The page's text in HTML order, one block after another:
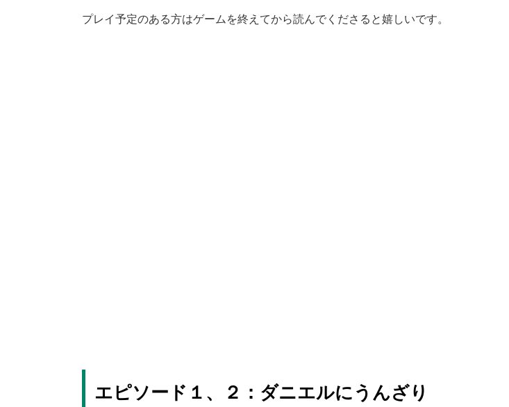
プレイ予定のある方はゲームを終えてから読んでくださると嬉しいです。
エピソード１、２：ダニエルにうんざり